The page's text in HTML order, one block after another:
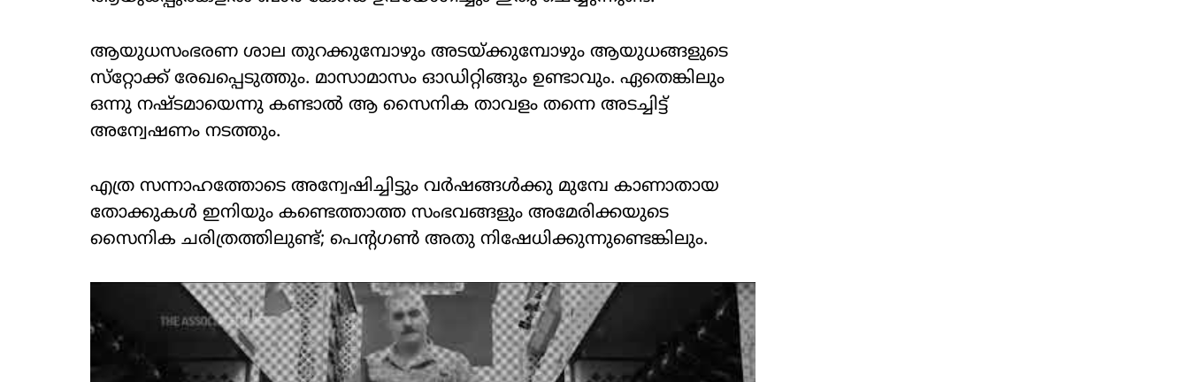
ആയുധസംഭരണ ശാല തുറക്കുമ്പോഴും അടയ്ക്കുമ്പോഴും ആയുധങ്ങളുടെ
സ്‌റ്റോക്ക് രേഖപ്പെടുത്തും. മാസാമാസം ഓഡിറ്റിങ്ങും ഉണ്ടാവും. ഏതെങ്കിലും
ഒന്നു നഷ്ടമായെന്നു കണ്ടാല്‍ ആ സൈനിക താവളം തന്നെ അടച്ചിട്ട്
അന്വേഷണം നടത്തും.
എത്ര സന്നാഹത്തോടെ അന്വേഷിച്ചിട്ടും വര്‍ഷങ്ങള്‍ക്കു മുമ്പേ കാണാതായ
തോക്കുകള്‍ ഇനിയും കണ്ടെത്താത്ത സംഭവങ്ങളും അമേരിക്കയുടെ
സൈനിക ചരിത്രത്തിലുണ്ട്; പെന്റഗണ്‍ അതു നിഷേധിക്കുന്നുണ്ടെങ്കിലും.